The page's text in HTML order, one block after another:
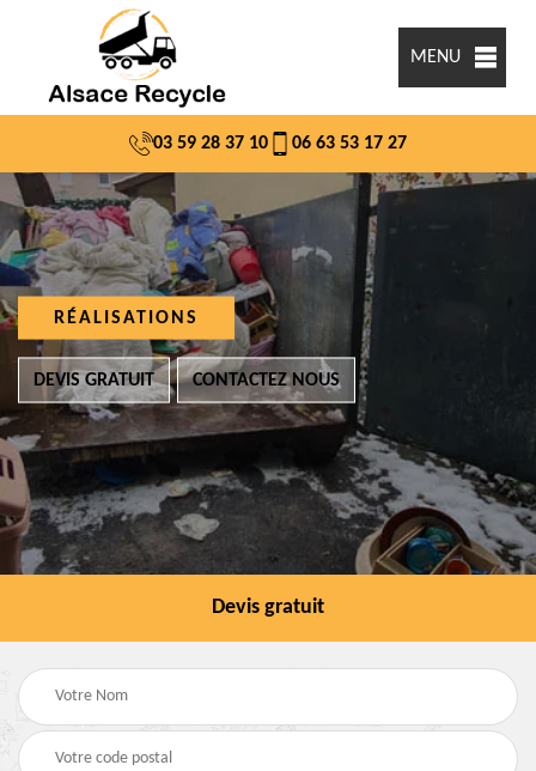
MENU
03 59 28 37 10 06 63 53 17 27
RÉALISATIONS
DEVIS GRATUIT CONTACTEZ NOUS
Devis gratuit